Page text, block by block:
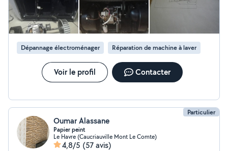
d’aussi sérieux et compétent. Merci encore pour votre
excellent travail !
Dépannage électroménager Réparation de machine à laver
Voir le profil Contacter
Particulier
Oumar Alassane
Papier peint
Le Havre (Caucriauville Mont Le Comte)
4,8/5 (57 avis)